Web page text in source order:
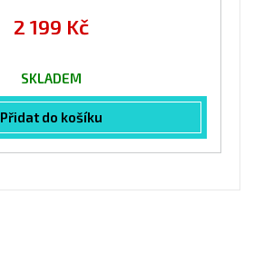
2 199 Kč
SKLADEM
Přidat do košíku